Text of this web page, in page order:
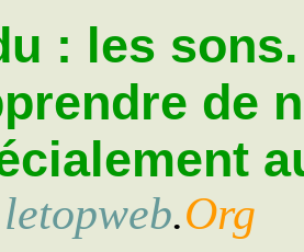
: les sons.
de
letopweb.Org